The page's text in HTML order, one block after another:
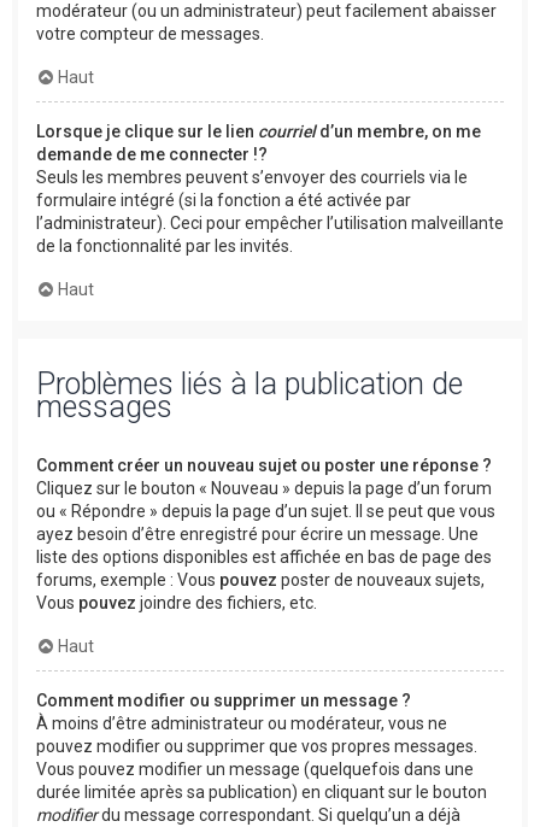
modérateur (ou un administrateur) peut facilement abaisser
votre compteur de messages.
Haut
Lorsque je clique sur le lien courrield’un membre, on me
demande de me connecter !?
Seuls les membres peuvent s’envoyer des courriels via le
formulaire intégré (si la fonction a été activée par
l’administrateur). Ceci pour empêcher l’utilisation malveillante
de la fonctionnalité par les invités.
Haut
Problèmes liés à la publication de
messages
Comment créer un nouveau sujet ou poster une réponse ?
Cliquez sur le bouton « Nouveau » depuis la page d’un forum
ou « Répondre » depuis la page d’un sujet. Il se peut que vous
ayez besoin d’être enregistré pour écrire un message. Une
liste des options disponibles est affichée en bas de page des
forums, exemple : Vous pouvez poster de nouveaux sujets,
Vous pouvez joindre des fichiers, etc.
Haut
Comment modifier ou supprimer un message ?
À moins d’être administrateur ou modérateur, vous ne
pouvez modifier ou supprimer que vos propres messages.
Vous pouvez modifier un message (quelquefois dans une
durée limitée après sa publication) en cliquant sur le bouton
modifierdu message correspondant. Si quelqu’un a déjà